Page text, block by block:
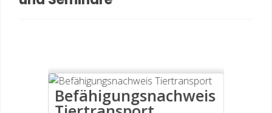
Befähigungsnachweis